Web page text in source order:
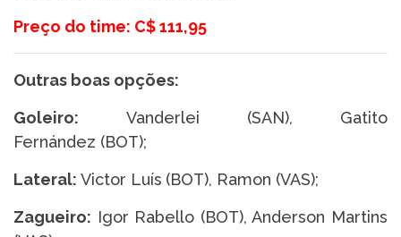
Preço do time: C$ 111,95
Outras boas opções:
Goleiro: Vanderlei (SAN), Gatito
Fernández (BOT);
Lateral: Victor Luís (BOT), Ramon (VAS);
Zagueiro: Igor Rabello (BOT), Anderson Martins